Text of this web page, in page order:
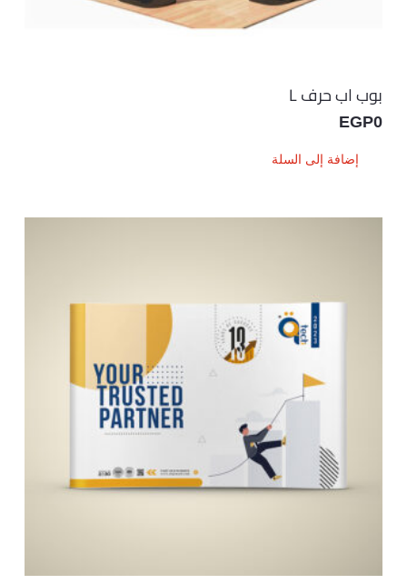
بوب اب حرف L
EGP0
إضافة إلى السلة